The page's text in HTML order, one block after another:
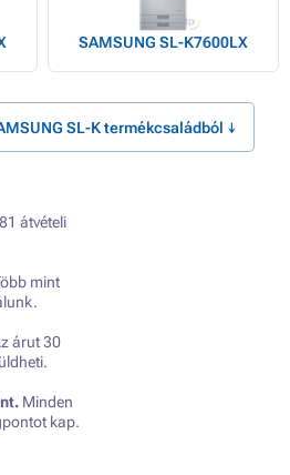
SAMSUNG SL-K7600LX
SL-K termékcsaládból ↓
átvételi
mint
árut 30
Minden
kap.